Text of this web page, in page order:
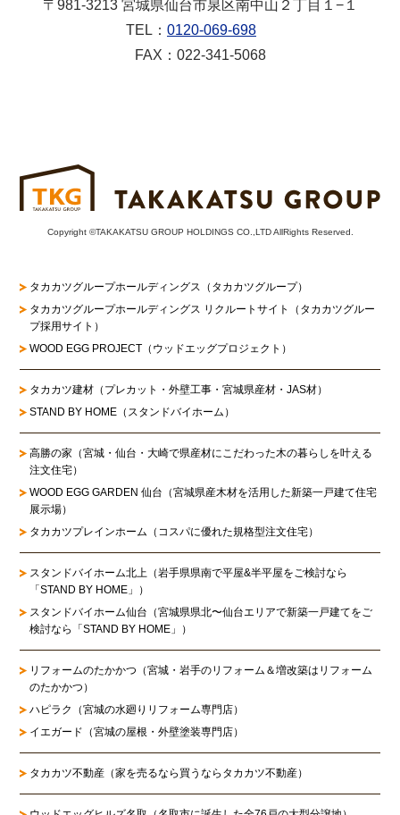
〒981-3213 宮城県仙台市泉区南中山２丁目１−１
TEL： 0120-069-698
FAX：022-341-5068
Copyright ©TAKAKATSU GROUP HOLDINGS CO.,LTD AllRights Reserved.
タカカツグループホールディングス（タカカツグループ）
タカカツグループホールディングス リクルートサイト
（タカカツグルー
プ採用サイト）
WOOD EGG PROJECT（ウッドエッグプロジェクト）
タカカツ建材（プレカット・外壁工事・宮城県産材・JAS材）
STAND BY HOME（スタンドバイホーム）
高勝の家 （宮城・仙台・大崎で県産材にこだわった木の暮らしを叶える
注文住宅）
WOOD EGG GARDEN 仙台（宮城県産木材を活用した新築一戸建て住宅
展示場）
タカカツプレインホーム（コスパに優れた規格型注文住宅）
スタンドバイホーム北上 （岩手県県南で平屋&半平屋をご検討なら
「STAND BY HOME」）
スタンドバイホーム仙台 （宮城県県北〜仙台エリアで新築一戸建てをご
検討なら「STAND BY HOME」）
リフォームのたかかつ （宮城・岩手のリフォーム＆増改築はリフォーム
のたかかつ）
ハピラク（宮城の水廻りリフォーム専門店）
イエガード（宮城の屋根・外壁塗装専門店）
タカカツ不動産（家を売るなら買うならタカカツ不動産）